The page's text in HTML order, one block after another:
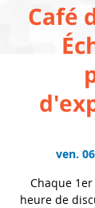
Café
ven.
Chaque
heure de